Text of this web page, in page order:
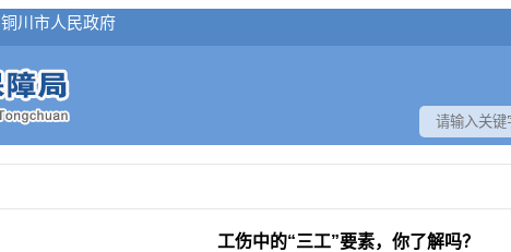
铜川市人民政府
工伤中的“三工”要素，你了解吗？